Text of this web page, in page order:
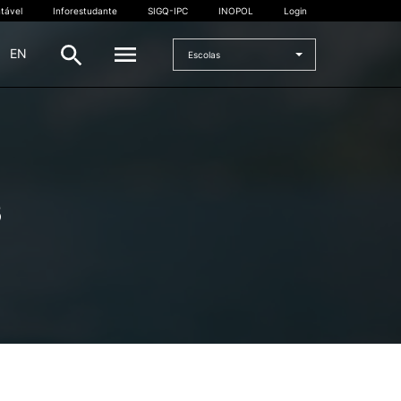
Inforestudante SIGQ-IPC INOPOL Login
EN Escolas